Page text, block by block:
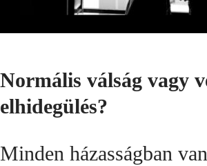
Normális válság vagy
elhidegülés?
Minden házasságban